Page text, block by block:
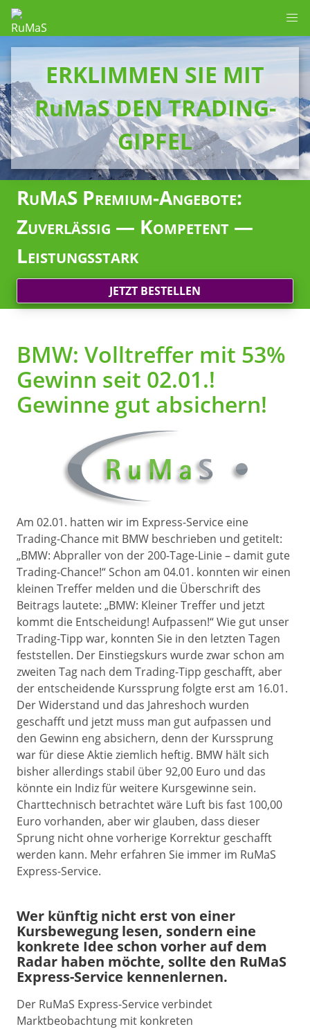
ERKLIMMEN SIE MIT
RuMaS DEN TRADING-
GIPFEL
RuMaS Premium-Angebote:
Zuverlässig — Kompetent —
Leistungsstark
JETZT BESTELLEN
BMW: Volltreffer mit 53%
Gewinn seit 02.01.!
Gewinne gut absichern!
Am 02.01. hatten wir im Express-Service eine
Trading-Chance mit BMW beschrieben und getitelt:
„BMW: Abpraller von der 200-Tage-Linie – damit gute
Trading-Chance!“ Schon am 04.01. konnten wir einen
kleinen Treffer melden und die Überschrift des
Beitrags lautete: „BMW: Kleiner Treffer und jetzt
kommt die Entscheidung! Aufpassen!“ Wie gut unser
Trading-Tipp war, konnten Sie in den letzten Tagen
feststellen. Der Einstiegskurs wurde zwar schon am
zweiten Tag nach dem Trading-Tipp geschafft, aber
der entscheidende Kurssprung folgte erst am 16.01.
Der Widerstand und das Jahreshoch wurden
geschafft und jetzt muss man gut aufpassen und
den Gewinn eng absichern, denn der Kurssprung
war für diese Aktie ziemlich heftig. BMW hält sich
bisher allerdings stabil über 92,00 Euro und das
könnte ein Indiz für weitere Kursgewinne sein.
Charttechnisch betrachtet wäre Luft bis fast 100,00
Euro vorhanden, aber wir glauben, dass dieser
Sprung nicht ohne vorherige Korrektur geschafft
werden kann. Mehr erfahren Sie immer im RuMaS
Express-Service.
Wer künftig nicht erst von einer
Kursbewegung lesen, sondern eine
konkrete Idee schon vorher auf dem
Radar haben möchte, sollte den RuMaS
Express-Service kennenlernen.
Der RuMaS Express-Service verbindet
Marktbeobachtung mit konkreten